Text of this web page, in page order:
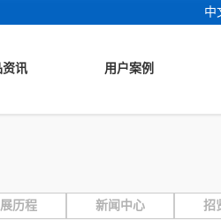
中
资讯 用户案例
历程 新闻中心 招